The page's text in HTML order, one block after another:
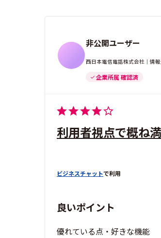
非公開ユーザー
西日本電信電話株式会社｜情
企業所属 確認済
利用者視点で概ね
ビジネスチャットで利用
良いポイント
優れている点・好きな機能